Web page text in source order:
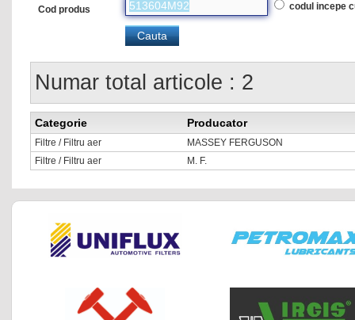
Cod produs codul incepe
Numar total articole : 2
Categorie Producator
Filtre / Filtru aer
MASSEY FERGUSON
Filtre / Filtru aer
M. F.